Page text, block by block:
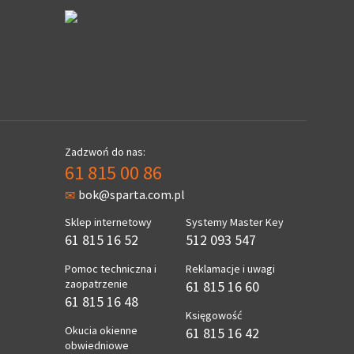
Zadzwoń do nas:
61 815 00 86
bok@sparta.com.pl
Sklep internetowy
61 815 16 52
Pomoc techniczna i
zaopatrzenie
61 815 16 48
Okucia okienne
obwiedniowe
Systemy Master Key
512 093 547
Reklamacje i uwagi
61 815 16 60
Księgowość
61 815 16 42